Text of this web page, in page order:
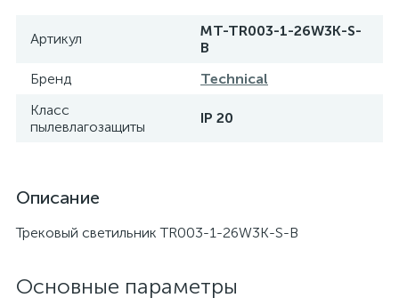
Артикул
MT-TR003-1-26W3K-S-
B
Бренд
Technical
Класс
пылевлагозащиты
IP 20
Описание
Трековый светильник TR003-1-26W3K-S-B
Основные параметры